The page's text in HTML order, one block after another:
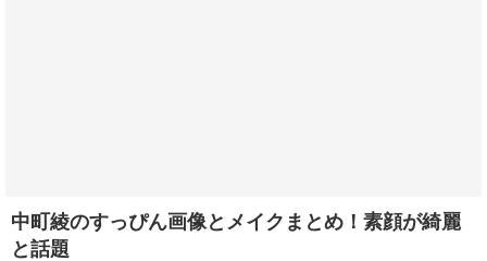
中町綾のすっぴん画像とメイクまとめ！素顔が綺麗
と話題